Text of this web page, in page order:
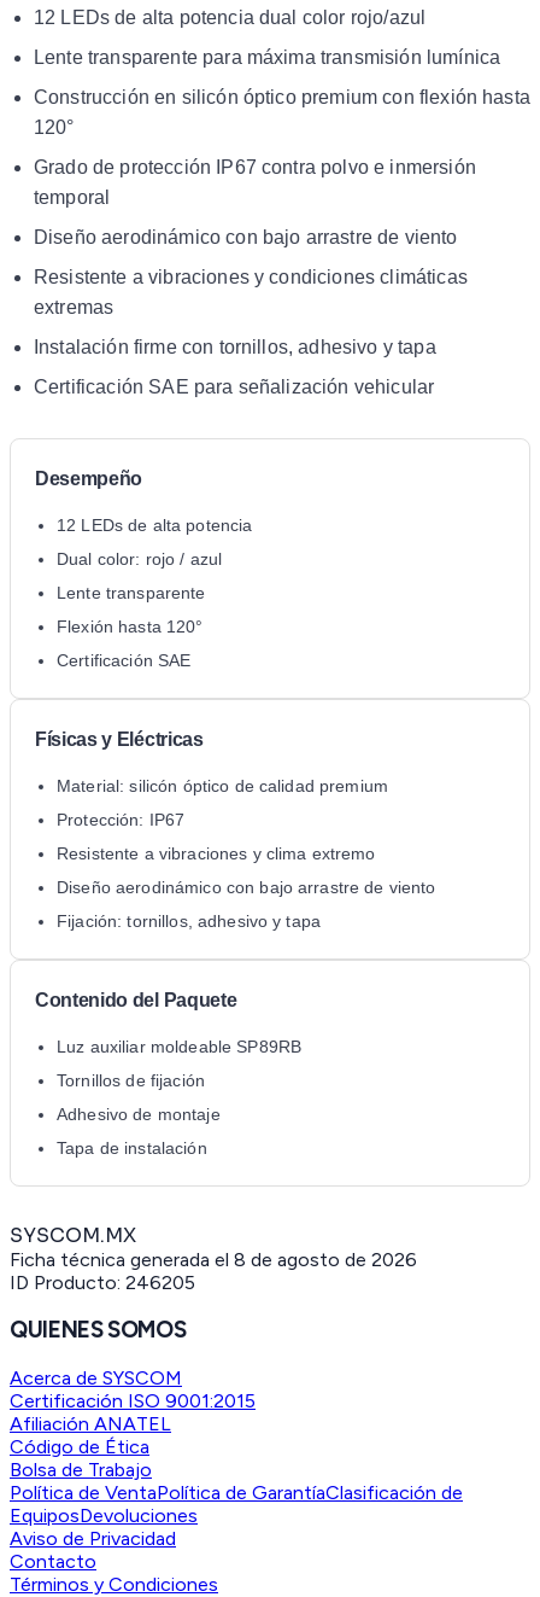
12 LEDs de alta potencia dual color rojo/azul
Lente transparente para máxima transmisión lumínica
Construcción en silicón óptico premium con flexión hasta
120°
Grado de protección IP67 contra polvo e inmersión
temporal
Diseño aerodinámico con bajo arrastre de viento
Resistente a vibraciones y condiciones climáticas
extremas
Instalación firme con tornillos, adhesivo y tapa
Certificación SAE para señalización vehicular
Desempeño
12 LEDs de alta potencia
Dual color: rojo / azul
Lente transparente
Flexión hasta 120°
Certificación SAE
Físicas y Eléctricas
Material: silicón óptico de calidad premium
Protección: IP67
Resistente a vibraciones y clima extremo
Diseño aerodinámico con bajo arrastre de viento
Fijación: tornillos, adhesivo y tapa
Contenido del Paquete
Luz auxiliar moldeable SP89RB
Tornillos de fijación
Adhesivo de montaje
Tapa de instalación
SYSCOM.MX
Ficha técnica generada el 8 de agosto de 2026
ID Producto: 246205
QUIENES SOMOS
Acerca de SYSCOM
Certificación ISO 9001:2015
Afiliación ANATEL
Código de Ética
Bolsa de Trabajo
Política de VentaPolítica de GarantíaClasificación de
EquiposDevoluciones
Aviso de Privacidad
Contacto
Términos y Condiciones